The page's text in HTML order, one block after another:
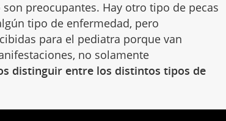
preocupantes. Hay otro tipo de pecas
tipo de enfermedad, pero
para el pediatra porque van
no solamente
distinguir entre los distintos tipos de